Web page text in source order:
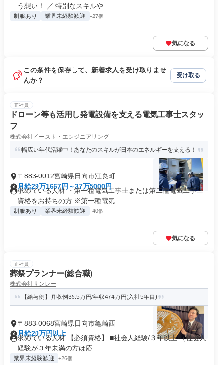
う想い！ ／ 特別なスキルや...
制服あり 業界未経験歓迎 +27個
気になる
この条件を保存して、新着求人を受け取りませ
んか？
受け取る
正社員
ドローン等も活用し発電設備を支える電気工事士スタッ
フ
株式会社イースト・エンジニアリング
幅広い年代活躍中！あなたのスキルが日本のエネルギーを支える！
〒883-0012宮崎県日向市江良町
月給29万1667円～37万5000円
求めている人材 ・第一種電気工事士または第二種電気工事士
資格をお持ちの方 ※第一種電気...
制服あり 業界未経験歓迎 +40個
気になる
正社員
葬祭プランナー(総合職)
株式会社サンレー
【給与例】月収例35.5万円/年収474万円(入社5年目)
〒883-0068宮崎県日向市亀崎西
月給20万円以上
求めている人材 【必須資格】 ■社会人経験/３年以上 （社会人
経験が３年未満の方は応...
業界未経験歓迎 +26個